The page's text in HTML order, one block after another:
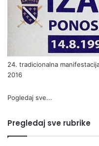
24. tradicionalna
2016
Pogledaj sve...
Pregledaj sve rubrike